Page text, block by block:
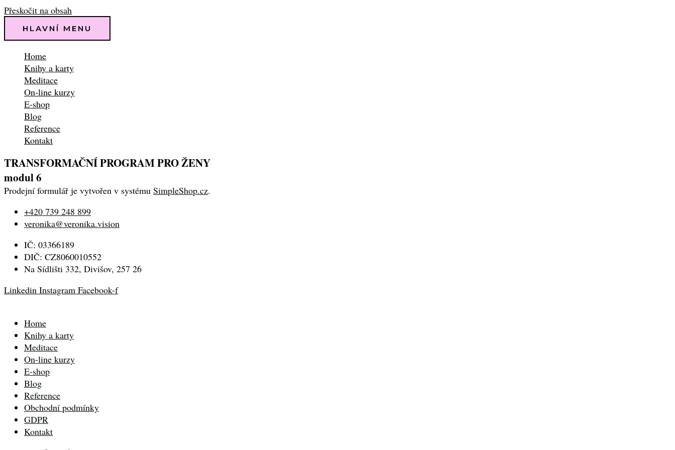
Přeskočit na obsah
HLAVNÍ MENU
Home
Knihy a karty
Meditace
On-line kurzy
E-shop
Blog
Reference
Kontakt
TRANSFORMAČNÍ PROGRAM PRO ŽENY
modul 6
Prodejní formulář je vytvořen v systému SimpleShop.cz.
+420 739 248 899
veronika@veronika.vision
IČ: 03366189
DIČ: CZ8060010552
Na Sídlišti 332, Divišov, 257 26
Linkedin Instagram Facebook-f
Home
Knihy a karty
Meditace
On-line kurzy
E-shop
Blog
Reference
Obchodní podmínky
GDPR
Kontakt